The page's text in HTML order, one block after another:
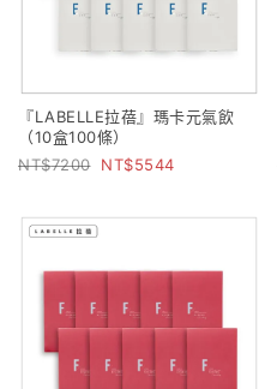
『LABELLE拉蓓』瑪卡元氣飲
（10盒100條）
7200
5544